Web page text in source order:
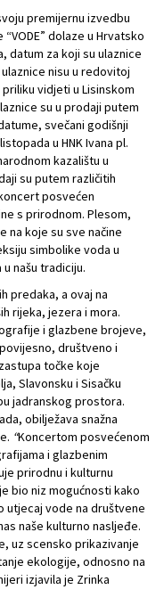
premijernu izvedbu
dolaze u Hrvatsko
datum za koji su ulaznice
nisu u redovitoj
vidjeti u Lisinskom
su u prodaji putem
svečani godišnji
u HNK Ivana pl.
kazalištu u
su putem različitih
posvećen
s prirodnom. Plesom,
na koje su sve načine
simbolike voda u
našu tradiciju.
predaka, a ovaj na
rijeka, jezera i mora.
i glazbene brojeve,
društveno i
točke koje
Slavonsku i Sisačku
jadranskog prostora.
obilježava snažna
“Koncertom posvećenom
i glazbenim
prirodnu i kulturnu
bio niz mogućnosti kako
utjecaj vode na društvene
naše kulturno nasljeđe.
uz scensko prikazivanje
ekologije, odnosno na
izjavila je Zrinka